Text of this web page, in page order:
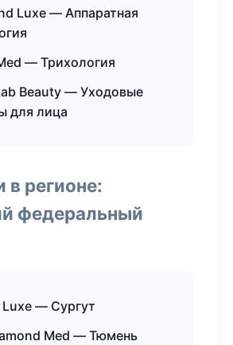
Luxe — Аппаратная
— Трихология
Beauty — Уходовые
для лица
в регионе:
федеральный
— Сургут
Med — Тюмень